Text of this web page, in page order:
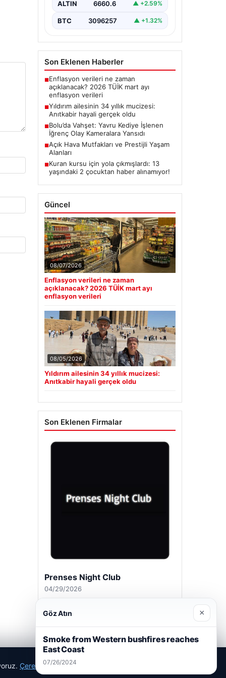
enflasyon verileri
Anıtkabir hayali gerçek oldu
Bolu’da Vahşet: Yavru Kediye İşlenen
İğrenç Olay Kameralara Yansıdı
Açık Hava Mutfakları ve Prestijli Yaşam
Kuran kursu için yola çıkmışlardı: 13
yaşındaki 2 çocuktan haber alınamıyor!
Güncel
08/07/2026
Enflasyon verileri ne zaman
açıklanacak? 2026 TÜİK mart ayı
enflasyon verileri
08/05/2026
Yıldırım ailesinin 34 yıllık mucizesi:
Anıtkabir hayali gerçek oldu
04/29/2026
Çerez Politikamız
Göz Atın ×
Smoke from Western bushfires reaches
East Coast
07/26/2024